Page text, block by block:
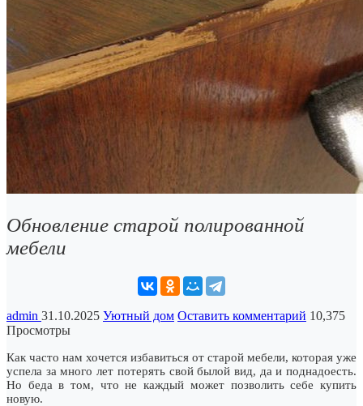
Обновление старой полированной
мебели
admin 31.10.2025 Уютный дом Оставить комментарий 10,375
Просмотры
Как часто нам хочется избавиться от старой мебели, которая уже
успела за много лет потерять свой былой вид, да и поднадоесть.
Но беда в том, что не каждый может позволить себе купить
новую.